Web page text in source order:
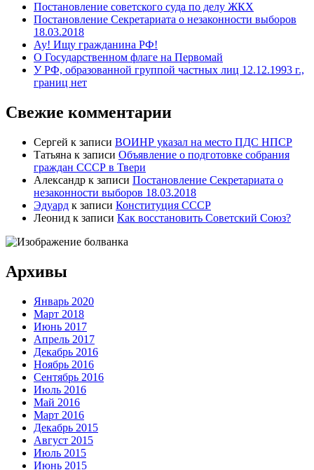
Постановление советского суда по делу ЖКХ
Постановление Секретариата о незаконности выборов
18.03.2018
Ау! Ищу гражданина РФ!
О Государственном флаге на Первомай
У РФ, образованной группой частных лиц 12.12.1993 г.,
границ нет
Свежие комментарии
Сергей к записи ВОИНР указал на место ПДС НПСР
Татьяна к записи Объявление о подготовке собрания
граждан СССР в Твери
Александр к записи Постановление Секретариата о
незаконности выборов 18.03.2018
Эдуард к записи Конституция СССР
Леонид к записи Как восстановить Советский Союз?
Архивы
Январь 2020
Март 2018
Июнь 2017
Апрель 2017
Декабрь 2016
Ноябрь 2016
Сентябрь 2016
Июль 2016
Май 2016
Март 2016
Декабрь 2015
Август 2015
Июль 2015
Июнь 2015